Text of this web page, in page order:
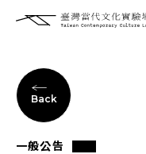
Back
一般公告